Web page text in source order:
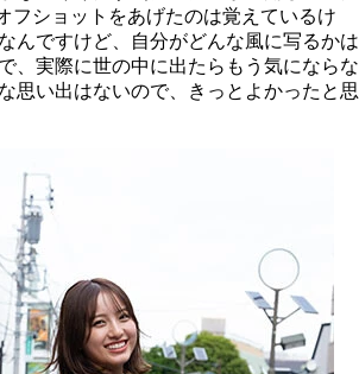
フショットをあげたのは覚えているけ
んですけど、自分がどんな風に写るかは
、実際に世の中に出たらもう気にならな
思い出はないので、きっとよかったと思